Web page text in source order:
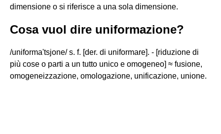
dimensione o si riferisce a una sola dimensione.
Cosa vuol dire uniformazione?
/uniforma'tsjone/ s. f. [der. di uniformare]. - [riduzione di
più cose o parti a un tutto unico e omogeneo] ≈ fusione,
omogeneizzazione, omologazione, unificazione, unione.